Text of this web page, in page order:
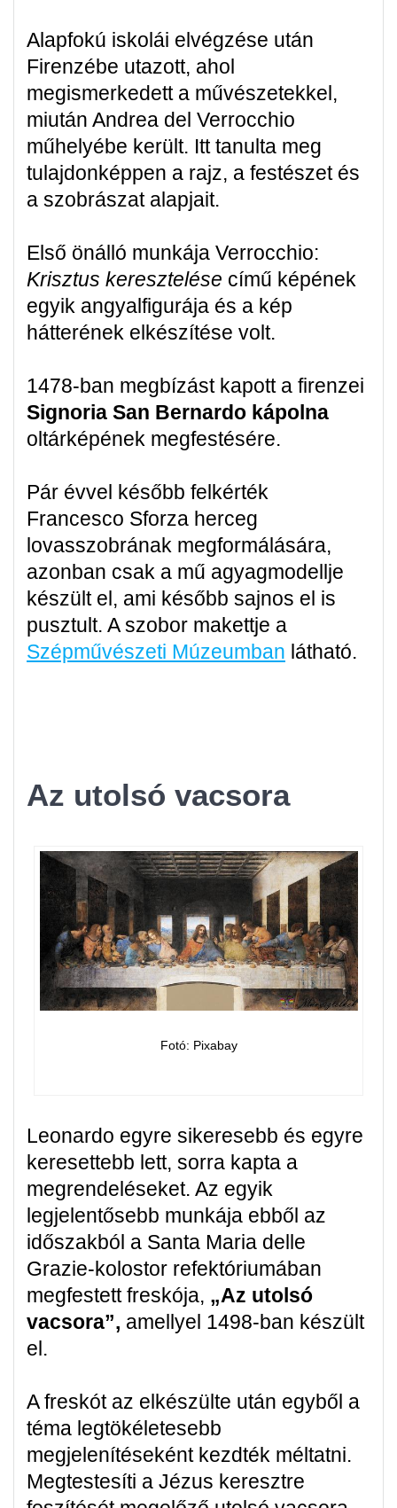
Alapfokú iskolái elvégzése után
Firenzébe utazott, ahol
megismerkedett a művészetekkel,
miután Andrea del Verrocchio
műhelyébe került. Itt tanulta meg
tulajdonképpen a rajz, a festészet és
a szobrászat alapjait.
Első önálló munkája Verrocchio:
Krisztus keresztelése című képének
egyik angyalfigurája és a kép
hátterének elkészítése volt.
1478-ban megbízást kapott a firenzei
Signoria San Bernardo kápolna
oltárképének megfestésére.
Pár évvel később felkérték
Francesco Sforza herceg
lovasszobrának megformálására,
azonban csak a mű agyagmodellje
készült el, ami később sajnos el is
pusztult. A szobor makettje a
Szépművészeti Múzeumban látható.
Az utolsó vacsora
Fotó: Pixabay
Leonardo egyre sikeresebb és egyre
keresettebb lett, sorra kapta a
megrendeléseket. Az egyik
legjelentősebb munkája ebből az
időszakból a Santa Maria delle
Grazie-kolostor refektóriumában
megfestett freskója, „Az utolsó
vacsora”, amellyel 1498-ban készült
el.
A freskót az elkészülte után egyből a
téma legtökéletesebb
megjelenítéseként kezdték méltatni.
Megtestesíti a Jézus keresztre